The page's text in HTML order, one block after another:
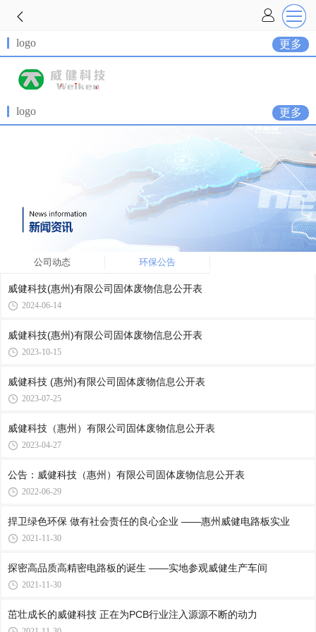
logo 更多
logo 更多
公司动态 环保公告
威健科技(惠州)有限公司固体废物信息公开表
2024-06-14
威健科技(惠州)有限公司固体废物信息公开表
2023-10-15
威健科技 (惠州)有限公司固体废物信息公开表
2023-07-25
威健科技（惠州）有限公司固体废物信息公开表
2023-04-27
公告：威健科技（惠州）有限公司固体废物信息公开表
2022-06-29
捍卫绿色环保 做有社会责任的良心企业 ——惠州威健电路板实业
2021-11-30
探密高品质高精密电路板的诞生 ——实地参观威健生产车间
2021-11-30
茁壮成长的威健科技 正在为PCB行业注入源源不断的动力